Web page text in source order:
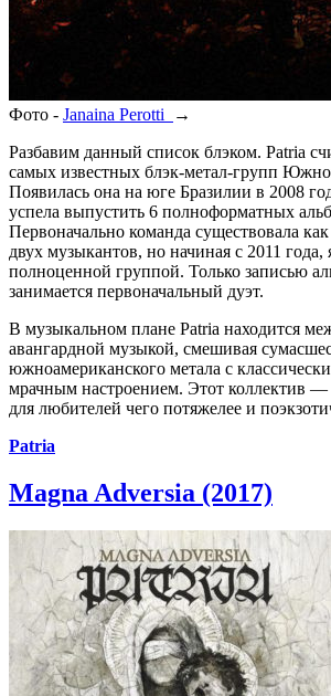
Фото - Janaina Perotti
→
Разбавим данный список блэком. Patria
самых известных блэк-метал-групп
Появилась она на юге Бразилии в 2008
успела выпустить 6 полноформатных
Первоначально команда существовала
двух музыкантов, но начиная с 2011 года,
полноценной группой. Только записью
занимается первоначальный дуэт.
В музыкальном плане Patria находится
авангардной музыкой, смешивая
южноамериканского метала с
мрачным настроением. Этот коллектив —
для любителей чего потяжелее и
Patria
Magna Adversia (2017)